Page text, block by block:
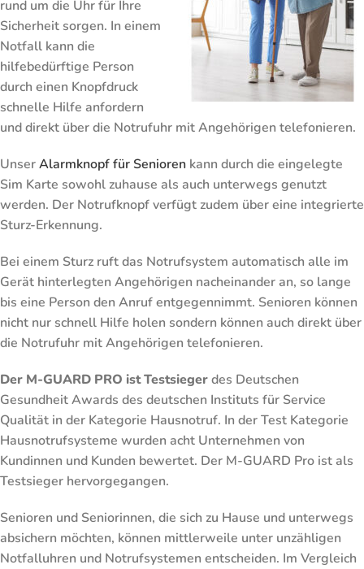
rund um die Uhr für Ihre
Sicherheit sorgen. In einem
Notfall kann die
hilfebedürftige Person
durch einen Knopfdruck
schnelle Hilfe anfordern
und direkt über die Notrufuhr mit Angehörigen telefonieren.
UnserAlarmknopf für Senioren kann durch die eingelegte
Sim Karte sowohl zuhause als auch unterwegs genutzt
werden. Der Notrufknopf verfügt zudem über eine integrierte
Sturz-Erkennung.
Bei einem Sturz ruft das Notrufsystem automatisch alle im
Gerät hinterlegten Angehörigen nacheinander an, so lange
bis eine Person den Anruf entgegennimmt. Senioren können
nicht nur schnell Hilfe holen sondern können auch direkt über
die Notrufuhr mit Angehörigen telefonieren.
Der M-GUARD PRO ist Testsiegerdes Deutschen
Gesundheit Awards des deutschen Instituts für Service
Qualität in der Kategorie Hausnotruf. In der Test Kategorie
Hausnotrufsysteme wurden acht Unternehmen von
Kundinnen und Kunden bewertet. Der M-GUARD Pro ist als
Testsieger hervorgegangen.
Senioren und Seniorinnen, die sich zu Hause und unterwegs
absichern möchten, können mittlerweile unter unzähligen
Notfalluhren und Notrufsystemen entscheiden. Im Vergleich